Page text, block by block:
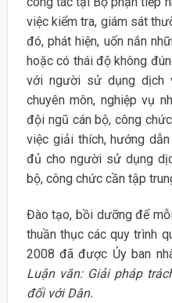
việc kiểm tra, giám sát
đó, phát hiện, uốn nắn
hoặc có thái độ không
với người sử dụng dịch
chuyên môn, nghiệp vụ
đội ngũ cán bộ, công
việc giải thích, hướng
đủ cho người sử dụng
bộ, công chức cần tập
Đào tạo, bồi dưỡng để
thuần thục các quy trình
2008 đã được Ủy ban
Luận văn: Giải pháp
đối với Dân.